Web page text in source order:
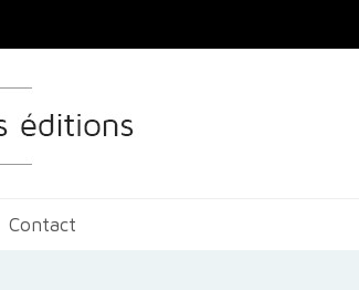
Contact